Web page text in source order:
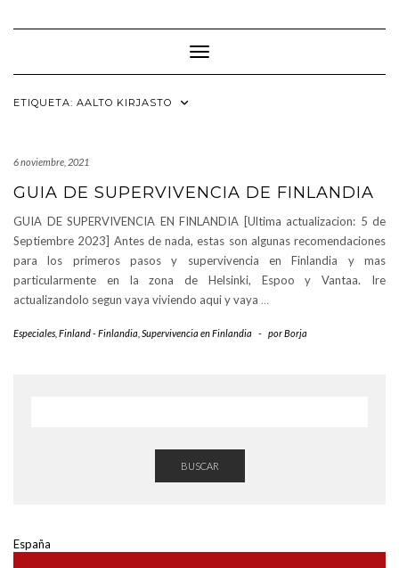
Cambiar modo de navegación
ETIQUETA: AALTO KIRJASTO
6 noviembre, 2021
GUIA DE SUPERVIVENCIA DE FINLANDIA
GUIA DE SUPERVIVENCIA EN FINLANDIA [Ultima actualizacion: 5 de
Septiembre 2023] Antes de nada, estas son algunas recomendaciones
para los primeros pasos y supervivencia en Finlandia y mas
particularmente en la zona de Helsinki, Espoo y Vantaa. Ire
actualizandolo segun vaya viviendo aqui y vaya …
Especiales Finland - Finlandia Supervivencia en Finlandia - porBorja
BUSCAR
España